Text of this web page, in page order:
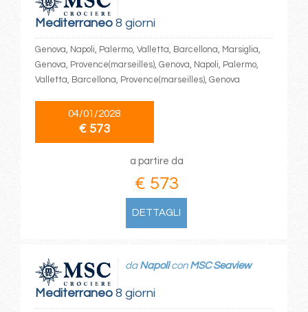
Mediterraneo8 giorni
Genova, Napoli, Palermo, Valletta, Barcellona, Marsiglia,
Genova, Provence(marseilles), Genova, Napoli, Palermo,
Valletta, Barcellona, Provence(marseilles), Genova
04/01/2028
€ 573
a partire da
€ 573
DETTAGLI
Mediterraneo8 giorni
da Napolicon MSC Seaview